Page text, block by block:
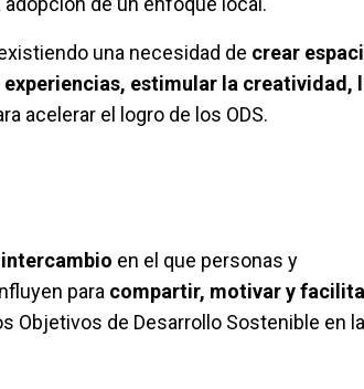
una necesidad de crear
experiencias, estimular la creatividad,
acelerar el logro de los ODS.
intercambio en el que personas y
para compartir, motivary
Objetivos de Desarrollo Sostenible en la